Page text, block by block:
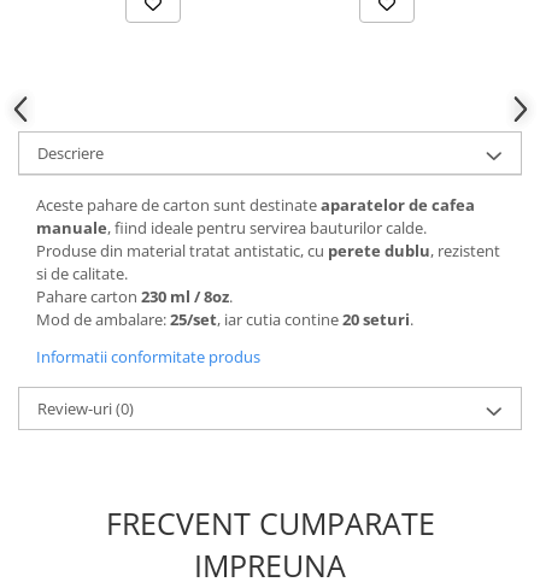
Descriere
Aceste pahare de carton sunt destinateaparatelor de cafea
manuale, fiind ideale pentru servirea bauturilor calde.
Produse din material tratat antistatic, cu perete dublu, rezistent
si de calitate.
Pahare carton 230 ml / 8oz.
Mod de ambalare:25/set, iar cutia contine20 seturi.
Informatii conformitate produs
Review-uri(0)
FRECVENT CUMPARATE
IMPREUNA